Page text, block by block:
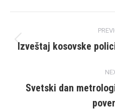
navigation
Izveštaj kosovske
Svetski dan